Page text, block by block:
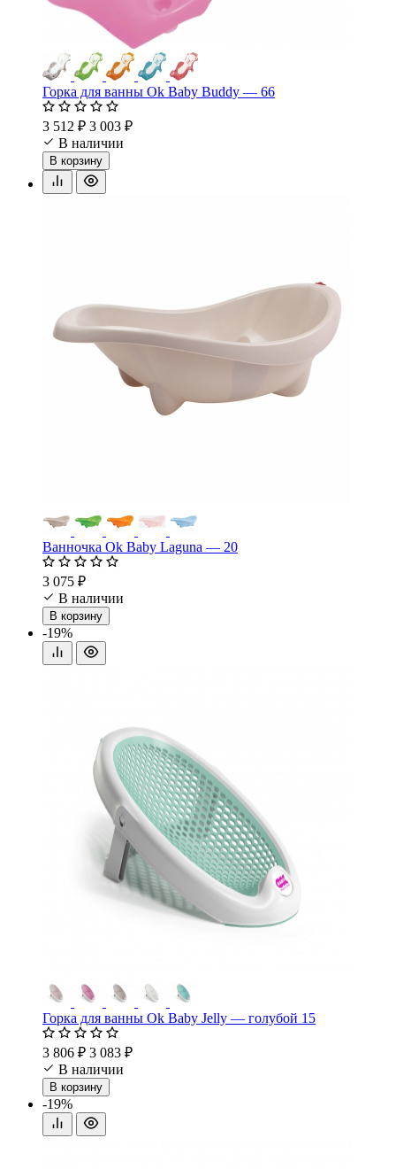
Горка для ванны Ok Baby Buddy — 66
3 512 ₽ 3 003 ₽
В наличии
В корзину
Ванночка Ok Baby Laguna — 20
3 075 ₽
В наличии
В корзину
-19%
Горка для ванны Ok Baby Jelly — голубой 15
3 806 ₽ 3 083 ₽
В наличии
В корзину
-19%